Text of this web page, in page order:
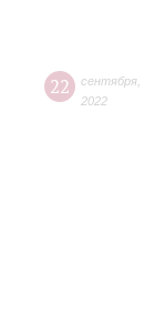
22 сентября
2022